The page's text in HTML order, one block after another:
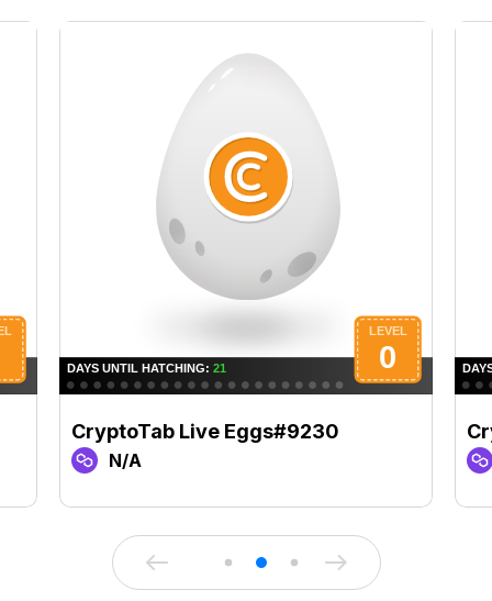
CryptoTab Live Eggs#9230
N/A